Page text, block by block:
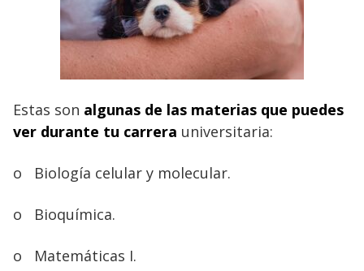
Estas son algunas de las materias que puedes
ver durante tu carrera universitaria:
o Biología celular y molecular.
o Bioquímica.
o Matemáticas I.